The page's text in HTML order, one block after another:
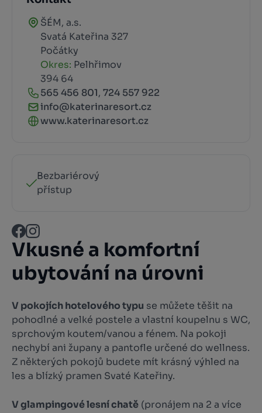
ŠÉM, a.s.
Svatá Kateřina 327
Počátky
Okres: Pelhřimov
394 64
565 456 801, 724 557 922
info@katerinaresort.cz
www.katerinaresort.cz
Bezbariérový
přístup
Vkusné a komfortní
ubytování na úrovni
V pokojích hotelového typu se můžete těšit na
pohodlné a velké postele a vlastní koupelnu s WC,
sprchovým koutem/vanou a fénem. Na pokoji
nechybí ani župany a pantofle určené do wellness.
Z některých pokojů budete mít krásný výhled na
les a blízký pramen Svaté Kateřiny.
V glampingové lesní chatě (pronájem na 2 a více